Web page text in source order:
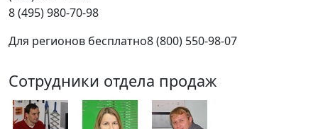
8 (495) 980-70-98
Для регионов бесплатно8 (800) 550-98-07
Сотрудники отдела продаж